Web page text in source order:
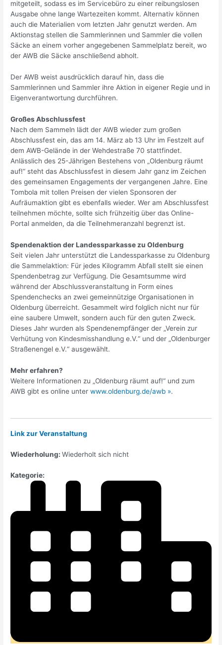
mitgeteilt, sodass es im Servicebüro zu einer reibungslosen
Ausgabe ohne lange Wartezeiten kommt. Alternativ können
auch die Materialien vom letzten Jahr genutzt werden. Am
Aktionstag stellen die Sammlerinnen und Sammler die vollen
Säcke an einem vorher angegebenen Sammelplatz bereit, wo
der AWB die Säcke anschließend abholt.
Der AWB weist ausdrücklich darauf hin, dass die
Sammlerinnen und Sammler ihre Aktion in eigener Regie und in
Eigenverantwortung durchführen.
Großes Abschlussfest
Nach dem Sammeln lädt der AWB wieder zum großen
Abschlussfest ein, das am 14. März ab 13 Uhr im Festzelt auf
dem AWB-Gelände in der Wehdestraße 70 stattfindet.
Anlässlich des 25-Jährigen Bestehens von „Oldenburg räumt
auf!“ steht das Abschlussfest in diesem Jahr ganz im Zeichen
des gemeinsamen Engagements der vergangenen Jahre. Eine
Tombola mit tollen Preisen der vielen Sponsoren der
Aufräumaktion gibt es ebenfalls wieder. Wer am Abschlussfest
teilnehmen möchte, sollte sich frühzeitig über das Online-
Portal anmelden, da die Teilnehmeranzahl begrenzt ist.
Spendenaktion der Landessparkasse zu Oldenburg
Seit vielen Jahr unterstützt die Landessparkasse zu Oldenburg
die Sammelaktion: Für jedes Kilogramm Abfall stellt sie einen
Spendenbetrag zur Verfügung. Die Gesamtsumme wird
während der Abschlussveranstaltung in Form eines
Spendenchecks an zwei gemeinnützige Organisationen in
Oldenburg überreicht. Gesammelt wird folglich nicht nur für
eine saubere Umwelt, sondern auch für den guten Zweck.
Dieses Jahr wurden als Spendenempfänger der „Verein zur
Verhütung von Kindesmisshandlung e.V.“ und der „Oldenburger
Straßenengel e.V.“ ausgewählt.
Mehr erfahren?
Weitere Informationen zu „Oldenburg räumt auf!“ und zum
AWB gibt es online unterwww.oldenburg.de/awb ».
Link zur Veranstaltung
Wiederholung:Wiederholt sich nicht
Kategorie: